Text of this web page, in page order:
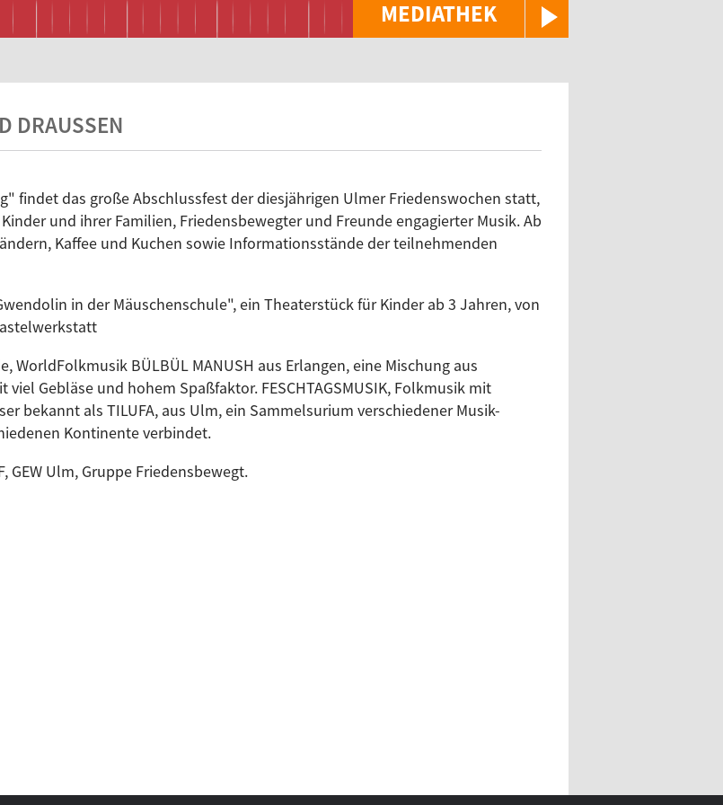
MEDIATHEK
DRAUSSEN
findet das große Abschlussfest der diesjährigen Ulmer Friedenswochen statt,
und ihrer Familien, Friedensbewegter und Freunde engagierter Musik. Ab
Kaffee und Kuchen sowie Informationsstände der teilnehmenden
in der Mäuschenschule", ein Theaterstück für Kinder ab 3 Jahren, von
BÜLBÜL MANUSH aus Erlangen, eine Mischung aus
Gebläse und hohem Spaßfaktor. FESCHTAGSMUSIK, Folkmusik mit
bekannt als TILUFA, aus Ulm, ein Sammelsurium verschiedener Musik-
Kontinente verbindet.
GEW Ulm, Gruppe Friedensbewegt.